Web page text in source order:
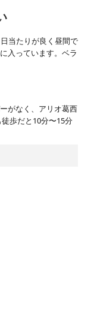
当たりが良く昼間で
入っています。ベラ
がなく、アリオ葛西
歩だと10分〜15分